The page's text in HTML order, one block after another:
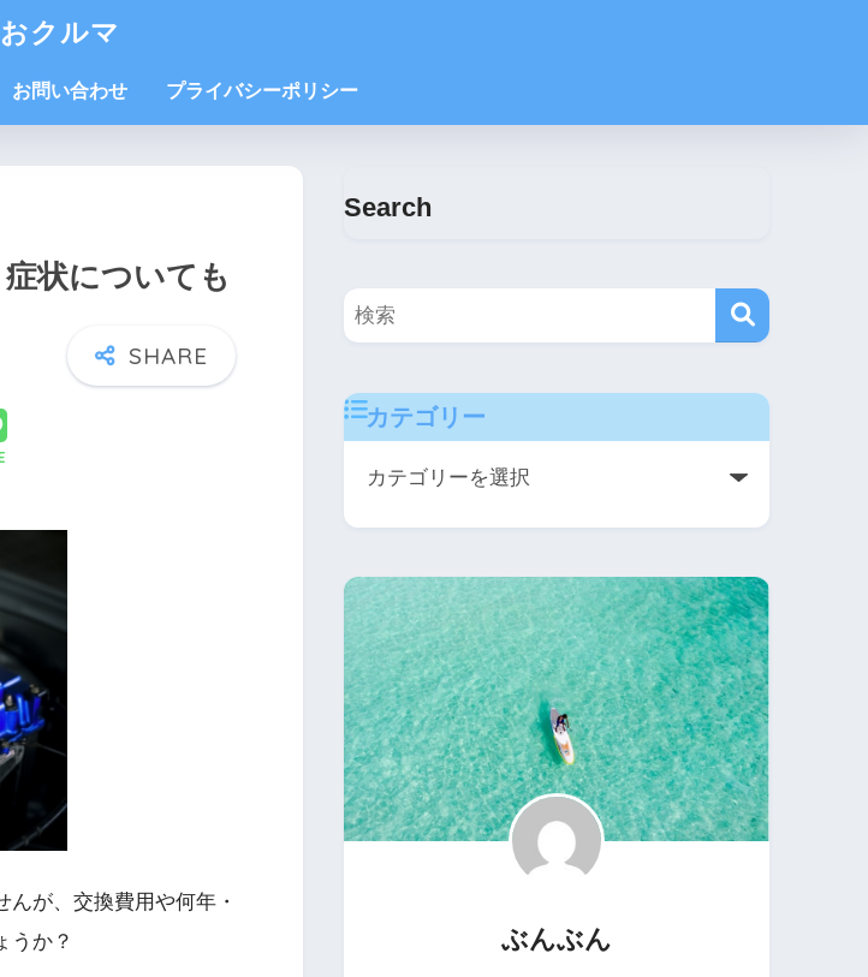
おクルマ
お問い合わせ プライバシーポリシー
状についても
が、交換費用や何年・
うか？
Search
カテゴリー
ぶんぶん